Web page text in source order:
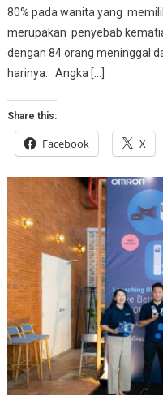
80% pada wanita yang
merupakan penyebab
dengan 84 orang meninggal
harinya. Angka […]
Share this:
Facebook X